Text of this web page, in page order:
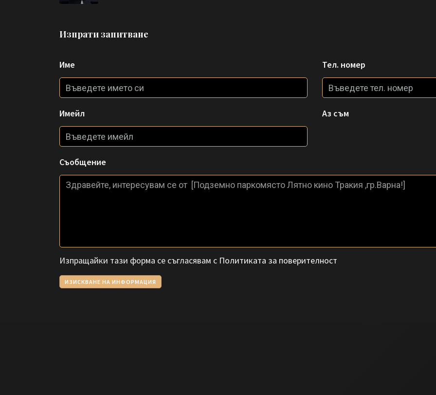
Изпрати запитване
Име Тел. номер
Имейл Аз съм
Съобщение
Изпращайки тази форма се съгласявам с Политиката за поверителност
ИЗИСКВАНЕ НА ИНФОРМАЦИЯ